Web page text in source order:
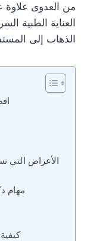
من العدوى علاوة
العناية الطبية
الذهاب إلى
الأعراض التي
مهام